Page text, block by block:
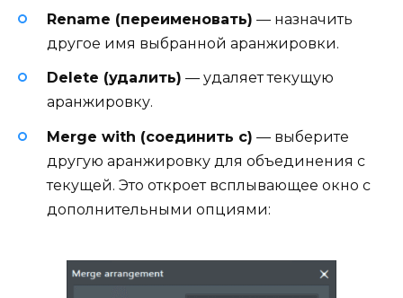
Rename (переименовать) — назначить
другое имя выбранной аранжировки.
Delete (удалить) — удаляет текущую
аранжировку.
Merge with (соединить с) — выберите
другую аранжировку для объединения с
текущей. Это откроет всплывающее окно с
дополнительными опциями: